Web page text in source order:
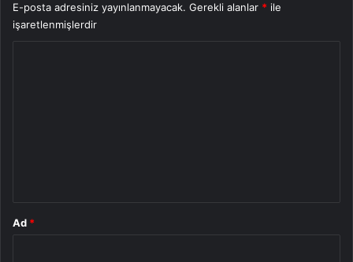
E-posta adresiniz yayınlanmayacak. Gerekli alanlar * ile
işaretlenmişlerdir
Ad *